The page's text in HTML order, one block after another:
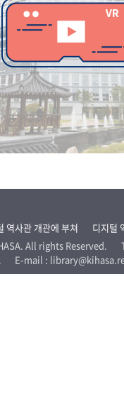
문서 기록물 행정박물
로 보는 50년 50 +1주년
역사관 개관에 부쳐
디지털
All rights Reserved.
E-mail :